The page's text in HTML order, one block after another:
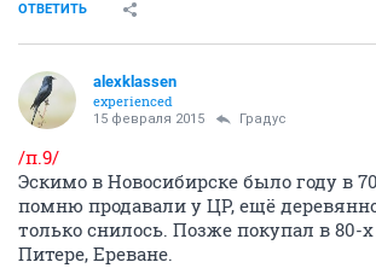
ОТВЕТИТЬ
alexklassen
experienced
15 февраля 2015 Градус
/п.9/
Эскимо в Новосибирске было году в
помню продавали у ЦР, ещё
только снилось. Позже покупал в 80-
Питере, Ереване.